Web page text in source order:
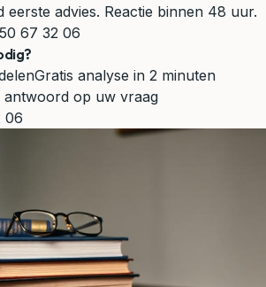
eerste advies. Reactie binnen 48 uur.
67 32 06
Gratis analyse in 2 minuten
antwoord op uw vraag
06